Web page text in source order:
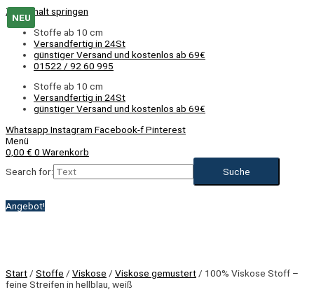
Zum Inhalt springen
Stoffe ab 10 cm
Versandfertig in 24St
günstiger Versand und kostenlos ab 69€
01522 / 92 60 995
Stoffe ab 10 cm
Versandfertig in 24St
günstiger Versand und kostenlos ab 69€
Whatsapp Instagram Facebook-fPinterest
Menü
0,00 € 0 Warenkorb
Search for:
Angebot!
Start / Stoffe / Viskose / Viskose gemustert / 100% Viskose Stoff –
feine Streifen in hellblau, weiß
NEU